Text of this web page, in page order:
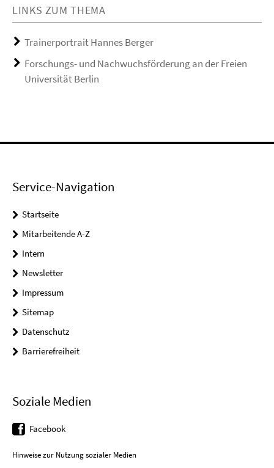
LINKS ZUM THEMA
Trainerportrait Hannes Berger
Forschungs- und Nachwuchsförderung an der Freien
Universität Berlin
Service-Navigation
Startseite
Mitarbeitende A-Z
Intern
Newsletter
Impressum
Sitemap
Datenschutz
Barrierefreiheit
Soziale Medien
Facebook
Hinweise zur Nutzung sozialer Medien